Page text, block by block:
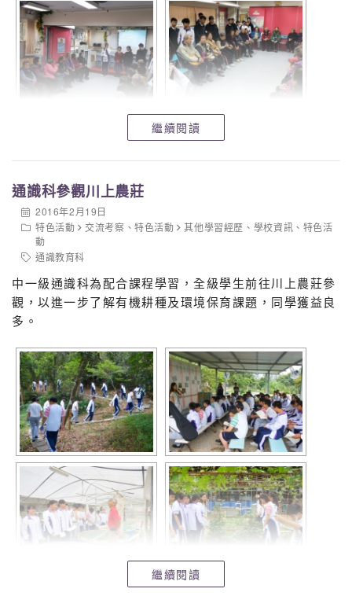
繼續閱讀
通識科參觀川上農莊
2016年2月19日
特色活動
交流考察 、特色活動 其他學習經歷 、 學校資訊 、 特色活
動
通識教育科
中一級通識科為配合課程學習，全級學生前往川上農莊參
觀，以進一步了解有機耕種及環境保育課題，同學獲益良
多。
繼續閱讀